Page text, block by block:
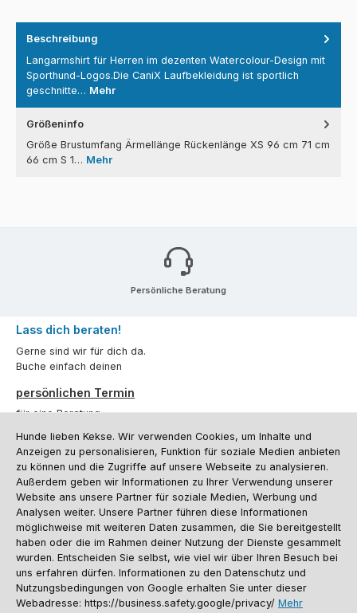
Beschreibung
Langarmshirt für Herren im dezenten Watercolour-Design mit
Sporthund-Logos.Die CaniX Laufbekleidung ist sportlich
geschnitte… Mehr
Größeninfo
Größe Brustumfang Ärmellänge Rückenlänge XS 96 cm 71 cm
66 cm S 1… Mehr
Persönliche Beratung
Lass dich beraten!
Gerne sind wir für dich da.
Buche einfach deinen
persönlichen Termin
für eine Beratung.
Oder über unserKontaktformular.
Vertrag widerrufen
Kundenservice
Informationen
Social Media und Kontakt
Hunde lieben Kekse. Wir verwenden Cookies, um Inhalte und
Anzeigen zu personalisieren, Funktion für soziale Medien anbieten
zu können und die Zugriffe auf unsere Webseite zu analysieren.
Außerdem geben wir Informationen zu Ihrer Verwendung unserer
Website ans unsere Partner für soziale Medien, Werbung und
Analysen weiter. Unsere Partner führen diese Informationen
möglichweise mit weiteren Daten zusammen, die Sie bereitgestellt
haben oder die im Rahmen deiner Nutzung der Dienste gesammelt
wurden. Entscheiden Sie selbst, wie viel wir über Ihren Besuch bei
uns erfahren dürfen. Informationen zu den Datenschutz und
Nutzungsbedingungen von Google erhalten Sie unter dieser
Webadresse: https://business.safety.google/privacy/ Mehr